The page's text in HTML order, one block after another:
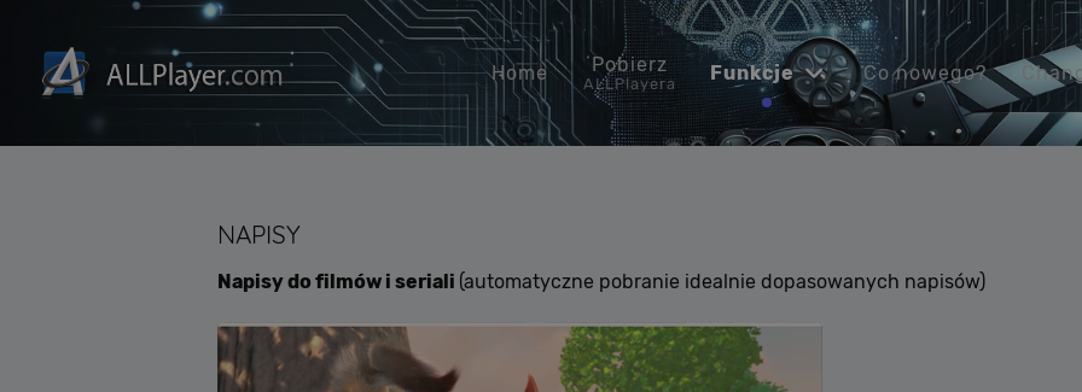
Home Pobierz
ALLPlayera Funkcje Co nowego?
NAPISY
Napisy do filmów i seriali (automatyczne pobranie idealnie dopasowanych napisów)